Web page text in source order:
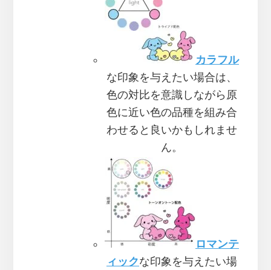
カラフル
な印象を与えたい場合は、
色の対比を意識しながら原
色に近い色の品種を組み合
わせると良いかもしれませ
ん。
ロマンテ
ィックな印象を与えたい場